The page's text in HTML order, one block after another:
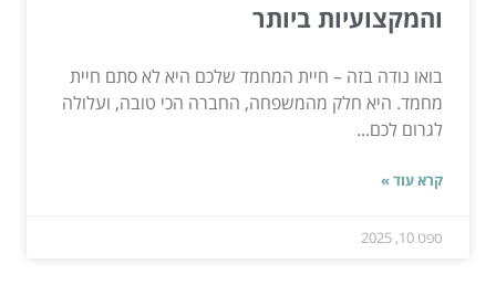
והמקצועיות ביותר
בואו נודה בזה – חיית המחמד שלכם היא לא סתם חיית
מחמד. היא חלק מהמשפחה, החברה הכי טובה, ועלולה
לגרום לכם...
קרא עוד »
ספט 10, 2025